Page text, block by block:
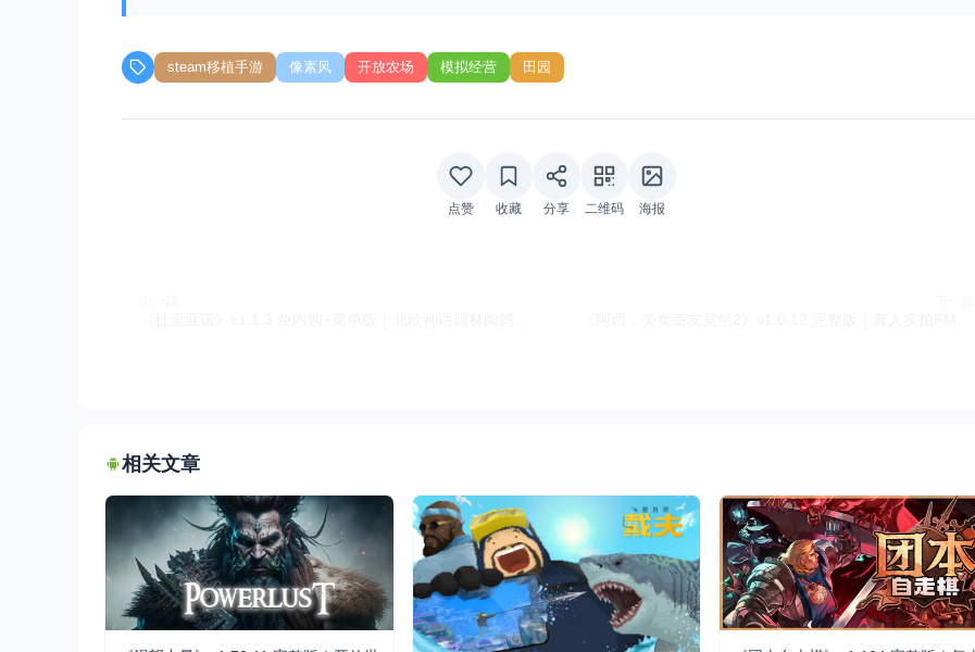
steam移植手游 像素风 开放农场 模拟经营 田园
点赞 收藏 分享 二维码 海报
相关文章